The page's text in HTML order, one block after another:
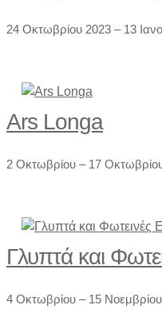
24 Οκτωβρίου 2023 – 13
Ars Longa
2 Οκτωβρίου – 17
Γλυπτά και
4 Οκτωβρίου – 15